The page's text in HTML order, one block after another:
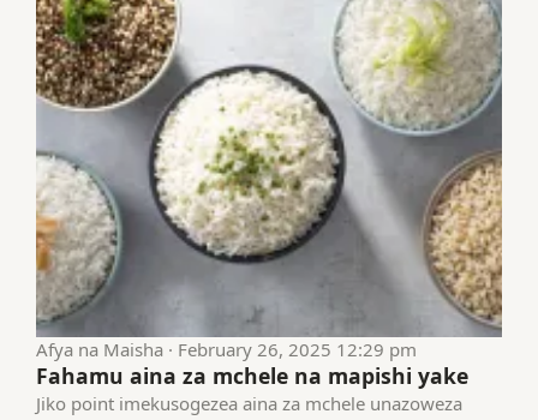
Afya na Maisha · February 26, 2025 12:29 pm
Fahamu aina za mchele na mapishi yake
Jiko point imekusogezea aina za mchele unazoweza